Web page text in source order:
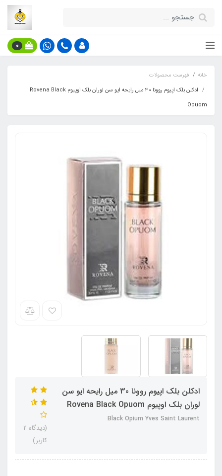
0
خانه
فهرست محصولات
ادکلن بلک اپیوم روونا 30 میل رایحه ایو سن لوران بلک اوپیوم Rovena Black
Opuom
ادکلن بلک اپیوم روونا 30 میل رایحه ایو سن
لوران بلک اوپیوم Rovena Black Opuom
Black Opium Yves Saint Laurent
(دیدگاه 2
کاربر)